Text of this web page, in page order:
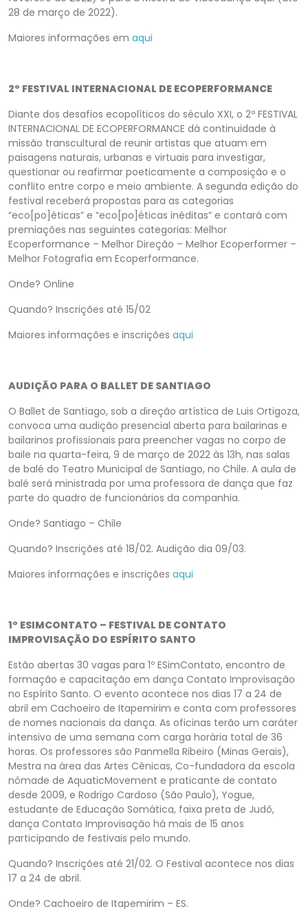
28 de março de 2022).
Maiores informações em aqui
2º FESTIVAL INTERNACIONAL DE ECOPERFORMANCE
Diante dos desafios ecopolíticos do século XXI, o 2º FESTIVAL
INTERNACIONAL DE ECOPERFORMANCE dá continuidade à
missão transcultural de reunir artistas que atuam em
paisagens naturais, urbanas e virtuais para investigar,
questionar ou reafirmar poeticamente a composição e o
conflito entre corpo e meio ambiente. A segunda edição do
festival receberá propostas para as categorias
“eco[po]éticas” e “eco[po]éticas inéditas” e contará com
premiações nas seguintes categorias: Melhor
Ecoperformance – Melhor Direção – Melhor Ecoperformer –
Melhor Fotografia em Ecoperformance.
Onde? Online
Quando? Inscrições até 15/02
Maiores informações e inscrições aqui
AUDIÇÃO PARA O BALLET DE SANTIAGO
O Ballet de Santiago, sob a direção artística de Luis Ortigoza,
convoca uma audição presencial aberta para bailarinas e
bailarinos profissionais para preencher vagas no corpo de
baile na quarta-feira, 9 de março de 2022 às 13h, nas salas
de balé do Teatro Municipal de Santiago, no Chile. A aula de
balé será ministrada por uma professora de dança que faz
parte do quadro de funcionários da companhia.
Onde? Santiago – Chile
Quando? Inscrições até 18/02. Audição dia 09/03.
Maiores informações e inscrições aqui
1º ESIMCONTATO – FESTIVAL DE CONTATO
IMPROVISAÇÃO DO ESPÍRITO SANTO
Estão abertas 30 vagas para 1º ESimContato, encontro de
formação e capacitação em dança Contato Improvisação
no Espírito Santo. O evento acontece nos dias 17 a 24 de
abril em Cachoeiro de Itapemirim e conta com professores
de nomes nacionais da dança. As oficinas terão um caráter
intensivo de uma semana com carga horária total de 36
horas. Os professores são Panmella Ribeiro (Minas Gerais),
Mestra na área das Artes Cênicas, Co-fundadora da escola
nômade de AquaticMovement e praticante de contato
desde 2009, e Rodrigo Cardoso (São Paulo), Yogue,
estudante de Educação Somática, faixa preta de Judô,
dança Contato Improvisação há mais de 15 anos
participando de festivais pelo mundo.
Quando? Inscrições até 21/02. O Festival acontece nos dias
17 a 24 de abril.
Onde? Cachoeiro de Itapemirim – ES.